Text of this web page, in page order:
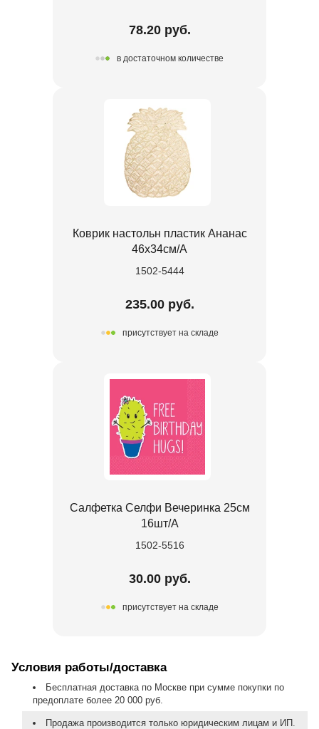
78.20 руб.
в достаточном количестве
Коврик настольн пластик Ананас
46х34см/А
1502-5444
235.00 руб.
присутствует на складе
Салфетка Селфи Вечеринка 25см
16шт/А
1502-5516
30.00 руб.
присутствует на складе
Условия работы/доставка
Бесплатная доставка по Москве при сумме покупки по
предоплате более 20 000 руб.
Продажа производится только юридическим лицам и ИП.